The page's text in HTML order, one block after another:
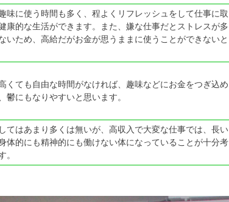
味に使う時間も多く、程よくリフレッシュをして仕事に取
康的な生活ができます。また、嫌な仕事だとストレスが多
いため、高給だがお金が思うままに使うことができないと
くても自由な時間がなければ、趣味などにお金をつぎ込め
鬱にもなりやすいと思います。
てはあまり多くは無いが、高収入で大変な仕事では、長い
体的にも精神的にも働けない体になっていることが十分考
。